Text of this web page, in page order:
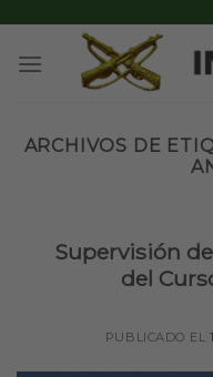
content
ARCHIVOS DE
Supervisión
del
PUBLICADO EL